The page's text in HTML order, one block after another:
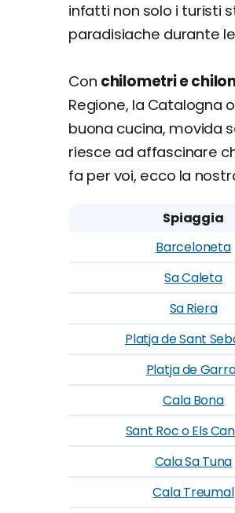
infatti non solo i turisti
paradisiache durante
Con chilometri e
Regione, la Catalogna
buona cucina, movida
riesce ad affascinare
fa per voi, ecco la
Spiaggia
Barceloneta
Sa Caleta
Sa Riera
Platja de Sant
Platja de
Cala Bona
Sant Roc o Els
Cala Sa Tuna
Cala Treumal